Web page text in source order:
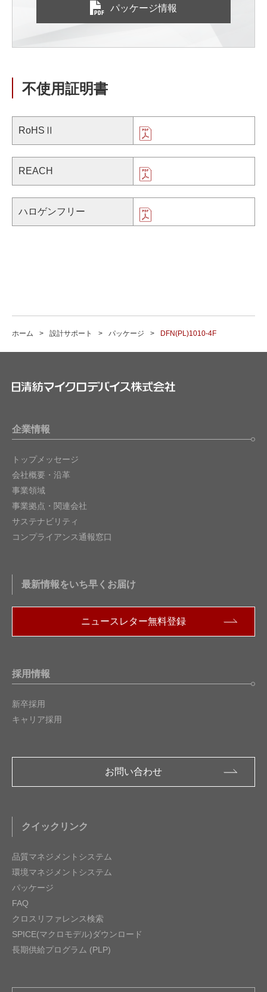
パッケージ情報
不使用証明書
RoHSⅡ
REACH
ハロゲンフリー
ホーム 設計サポート パッケージ DFN(PL)1010-4F
企業情報
トップメッセージ
会社概要・沿革
事業領域
事業拠点・関連会社
サステナビリティ
コンプライアンス通報窓口
最新情報をいち早くお届け
ニュースレター無料登録
採用情報
新卒採用
キャリア採用
お問い合わせ
クイックリンク
品質マネジメントシステム
環境マネジメントシステム
パッケージ
FAQ
クロスリファレンス検索
SPICE(マクロモデル)ダウンロード
長期供給プログラム (PLP)